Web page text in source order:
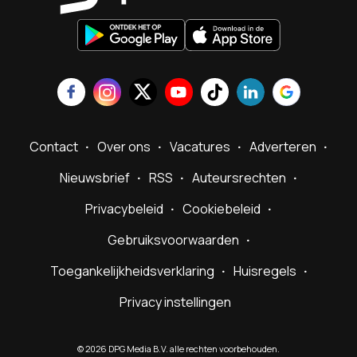
Contact Over ons Vacatures
Adverteren
Nieuwsbrief
RSS
Auteursrechten
Privacybeleid
Cookiebeleid
Gebruiksvoorwaarden
Toegankelijkheidsverklaring
Huisregels
Privacy instellingen
©2026 DPG Media B.V. alle rechten voorbehouden.